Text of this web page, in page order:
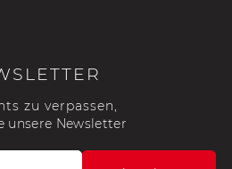
zu verpassen,
unsere Newsletter